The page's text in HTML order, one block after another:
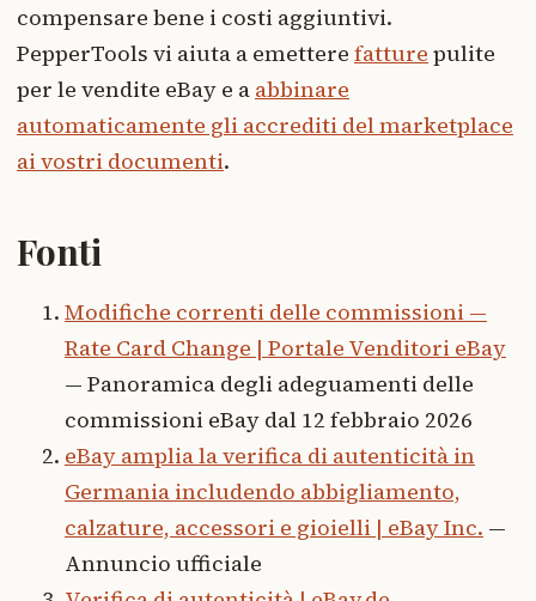
compensare bene i costi aggiuntivi.
PepperTools vi aiuta a emettere fatture pulite
per le vendite eBay e a abbinare
automaticamente gli accrediti del marketplace
ai vostri documenti.
Fonti
Modifiche correnti delle commissioni —
Rate Card Change | Portale Venditori eBay
— Panoramica degli adeguamenti delle
commissioni eBay dal 12 febbraio 2026
eBay amplia la verifica di autenticità in
Germania includendo abbigliamento,
calzature, accessori e gioielli | eBay Inc. —
Annuncio ufficiale